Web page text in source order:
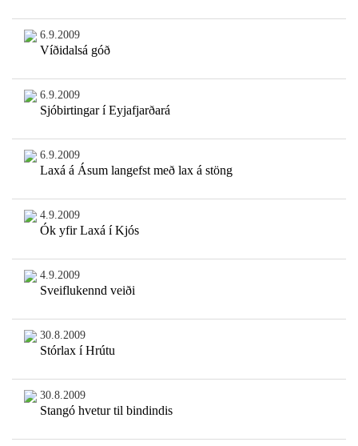
6.9.2009
Víðidalsá góð
6.9.2009
Sjóbirtingar í Eyjafjarðará
6.9.2009
Laxá á Ásum langefst með lax á stöng
4.9.2009
Ók yfir Laxá í Kjós
4.9.2009
Sveiflukennd veiði
30.8.2009
Stórlax í Hrútu
30.8.2009
Stangó hvetur til bindindis